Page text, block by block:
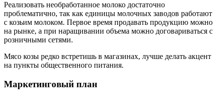
Реализовать необработанное молоко достаточно
проблематично, так как единицы молочных заводов работают
с козьим молоком. Первое время продавать продукцию можно
на рынке, а при наращивании объема можно договариваться с
розничными сетями.
Мясо козы редко встретишь в магазинах, лучше делать акцент
на пункты общественного питания.
Маркетинговый план